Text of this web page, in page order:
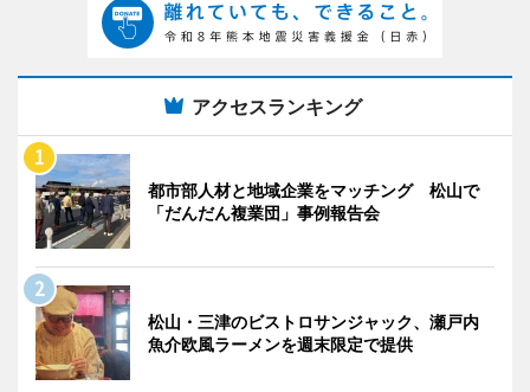
アクセスランキング
都市部人材と地域企業をマッチング 松山で
「だんだん複業団」事例報告会
松山・三津のビストロサンジャック、瀬戸内
魚介欧風ラーメンを週末限定で提供